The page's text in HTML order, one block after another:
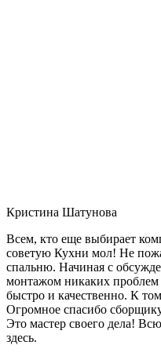
Кристина Шатунова
Всем, кто еще выбирает
советую Кухни мол! Не
спальню. Начиная с
монтажом никаких
быстро и качественно. К
Огромное спасибо
Это мастер своего дела!
здесь.